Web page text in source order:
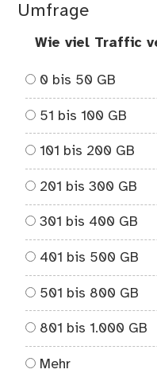
Umfrage
Wie viel Traffic
0 bis 50 GB
51 bis 100 GB
101 bis 200 GB
201 bis 300 GB
301 bis 400 GB
401 bis 500 GB
501 bis 800 GB
801 bis 1.000 GB
Mehr